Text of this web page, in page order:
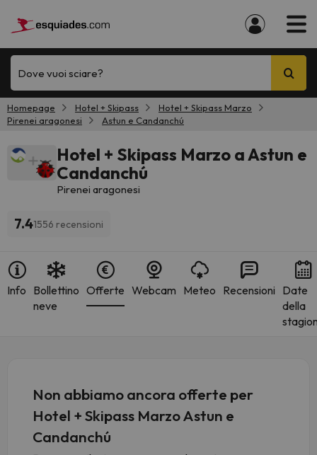
Dove vuoi sciare?
Homepage Hotel + Skipass
Hotel + Skipass Marzo
Pirenei aragonesi
Astun e Candanchú
Hotel + Skipass Marzo a Astun e
Candanchú
Pirenei aragonesi
7.41556 recensioni
Info Bollettino
neve
Offerte Webcam Meteo Recensioni Date
della
Non abbiamo ancora offerte per
Hotel + Skipass Marzo Astun e
Candanchú